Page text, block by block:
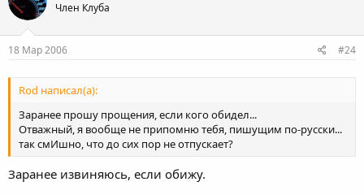
Член Клуба
18 Мар 2006 #24
Rod написал(а):
Заранее прошу прощения, если кого обидел...
Отважный, я вообще не припомню тебя, пишущим по-русски...
так смИшно, что до сих пор не отпускает?
Заранее извиняюсь, если обижу.